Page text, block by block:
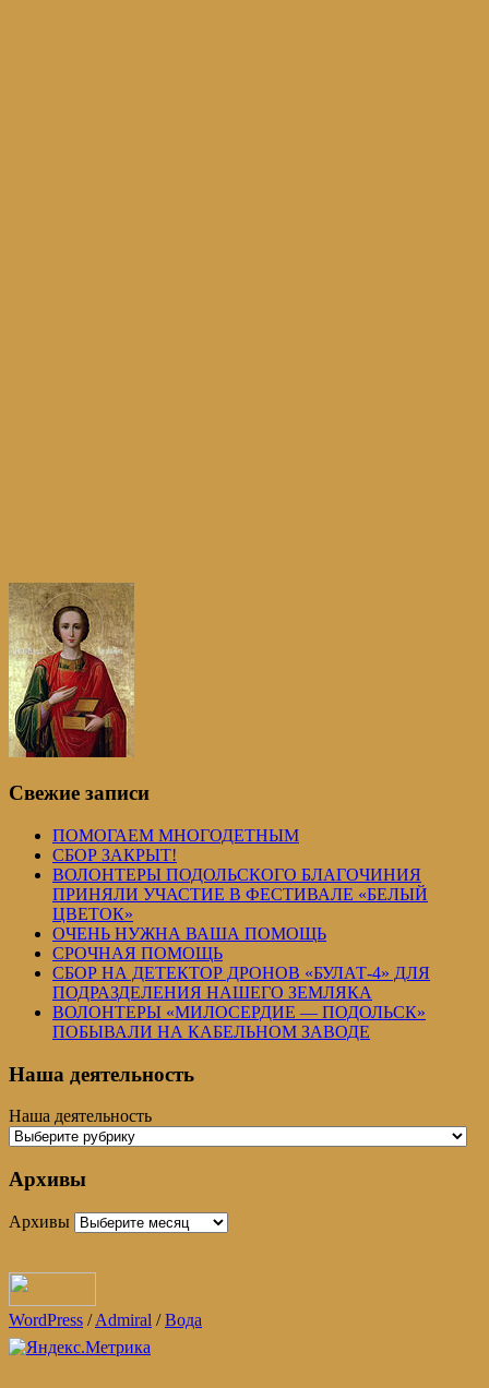
Свежие записи
ПОМОГАЕМ МНОГОДЕТНЫМ
СБОР ЗАКРЫТ!
ВОЛОНТЕРЫ ПОДОЛЬСКОГО БЛАГОЧИНИЯ
ПРИНЯЛИ УЧАСТИЕ В ФЕСТИВАЛЕ «БЕЛЫЙ
ЦВЕТОК»
ОЧЕНЬ НУЖНА ВАША ПОМОЩЬ
СРОЧНАЯ ПОМОЩЬ
СБОР НА ДЕТЕКТОР ДРОНОВ «БУЛАТ-4» ДЛЯ
ПОДРАЗДЕЛЕНИЯ НАШЕГО ЗЕМЛЯКА
ВОЛОНТЕРЫ «МИЛОСЕРДИЕ — ПОДОЛЬСК»
ПОБЫВАЛИ НА КАБЕЛЬНОМ ЗАВОДЕ
Наша деятельность
Наша деятельность
Архивы
Архивы
WordPress /Admiral /Вода